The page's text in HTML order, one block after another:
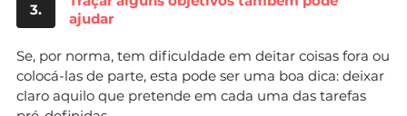
3.
ajudar
Se, por norma, tem dificuldade em deitar coisas fora ou
colocá-las de parte, esta pode ser uma boa dica: deixar
claro aquilo que pretende em cada uma das tarefas